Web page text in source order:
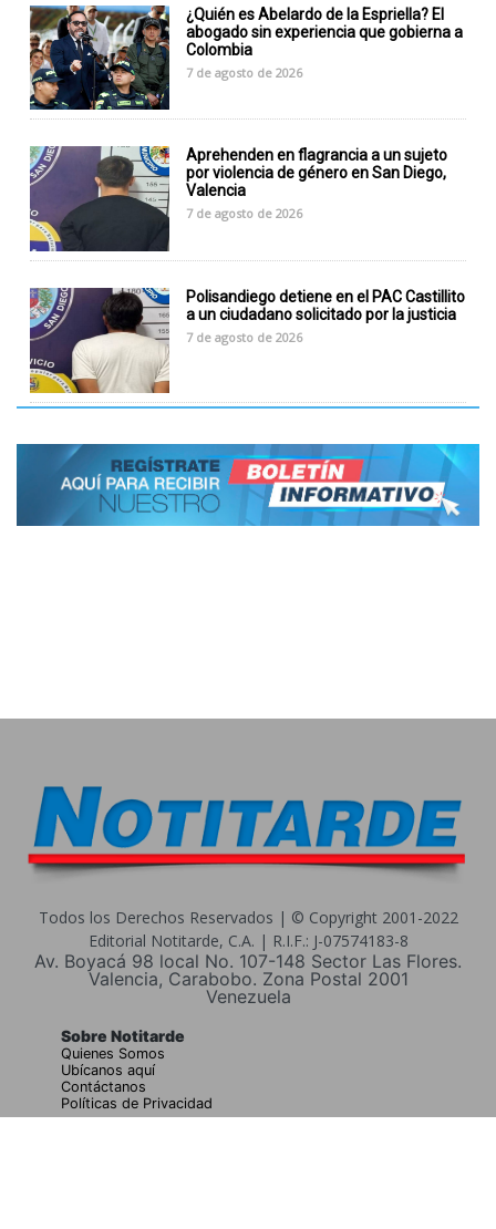
¿Quién es Abelardo de la Espriella? El
abogado sin experiencia que gobierna a
Colombia
7 de agosto de 2026
Aprehenden en flagrancia a un sujeto
por violencia de género en San Diego,
Valencia
7 de agosto de 2026
Polisandiego detiene en el PAC Castillito
a un ciudadano solicitado por la justicia
7 de agosto de 2026
Todos los Derechos Reservados | © Copyright 2001-2022
Editorial Notitarde, C.A. | R.I.F.: J-07574183-8
Av. Boyacá 98 local No. 107-148 Sector Las Flores.
Valencia, Carabobo. Zona Postal 2001
Venezuela
Sobre Notitarde
Quienes Somos
Ubícanos aquí
Contáctanos
Políticas de Privacidad